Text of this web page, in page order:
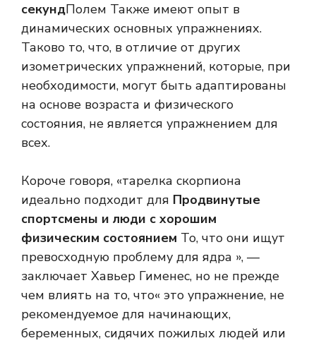
секундПолем Также имеют опыт в
динамических основных упражнениях.
Таково то, что, в отличие от других
изометрических упражнений, которые, при
необходимости, могут быть адаптированы
на основе возраста и физического
состояния, не является упражнением для
всех.
Короче говоря, «тарелка скорпиона
идеально подходит для Продвинутые
спортсмены и люди с хорошим
физическим состоянием То, что они ищут
превосходную проблему для ядра », —
заключает Хавьер Гименес, но не прежде
чем влиять на то, что« это упражнение, не
рекомендуемое для начинающих,
беременных, сидячих пожилых людей или